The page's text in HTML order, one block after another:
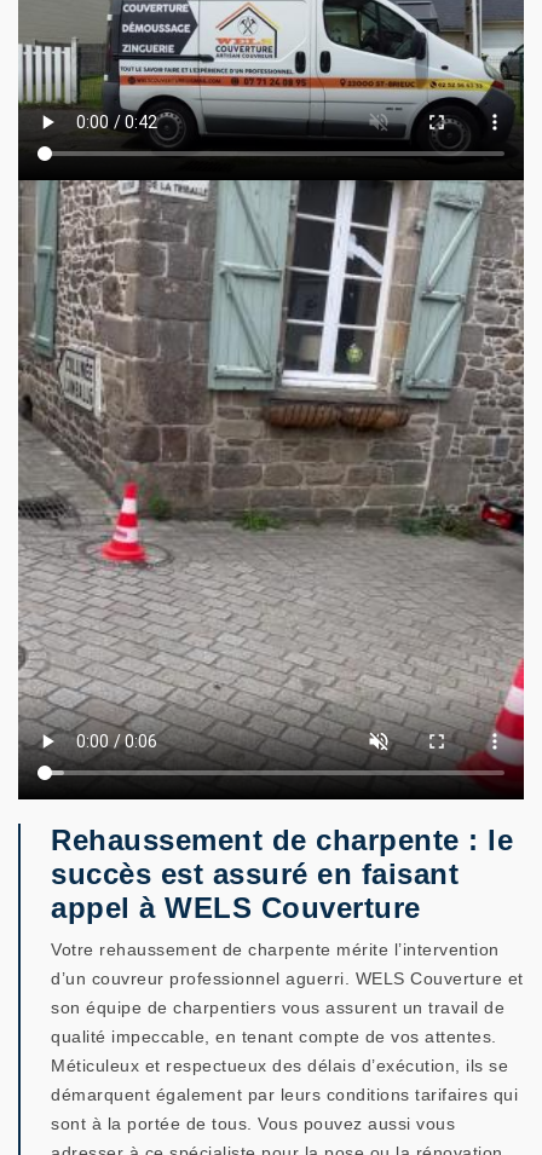
Rehaussement de charpente : le
succès est assuré en faisant
appel à WELS Couverture
Votre rehaussement de charpente mérite l’intervention
d’un couvreur professionnel aguerri. WELS Couverture et
son équipe de charpentiers vous assurent un travail de
qualité impeccable, en tenant compte de vos attentes.
Méticuleux et respectueux des délais d’exécution, ils se
démarquent également par leurs conditions tarifaires qui
sont à la portée de tous. Vous pouvez aussi vous